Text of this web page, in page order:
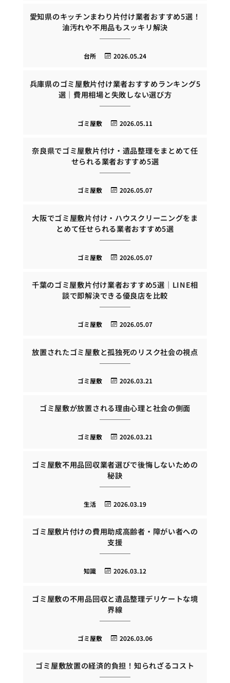
愛知県のキッチンまわり片付け業者おすすめ5選！
油汚れや不用品もスッキリ解決
2026.05.24
台所
兵庫県のゴミ屋敷片付け業者おすすめランキング5
選｜費用相場と失敗しない選び方
2026.05.11
ゴミ屋敷
奈良県でゴミ屋敷片付け・遺品整理をまとめて任
せられる業者おすすめ5選
2026.05.07
ゴミ屋敷
大阪でゴミ屋敷片付け・ハウスクリーニングをま
とめて任せられる業者おすすめ5選
2026.05.07
ゴミ屋敷
千葉のゴミ屋敷片付け業者おすすめ5選｜LINE相
談で即解決できる優良店を比較
2026.05.07
ゴミ屋敷
放置されたゴミ屋敷と孤独死のリスク社会の視点
2026.03.21
ゴミ屋敷
ゴミ屋敷が放置される理由心理と社会の側面
2026.03.21
ゴミ屋敷
ゴミ屋敷不用品回収業者選びで後悔しないための
秘訣
2026.03.19
生活
ゴミ屋敷片付けの費用助成高齢者・障がい者への
支援
2026.03.12
知識
ゴミ屋敷の不用品回収と遺品整理デリケートな境
界線
2026.03.06
ゴミ屋敷
ゴミ屋敷放置の経済的負担！知られざるコスト